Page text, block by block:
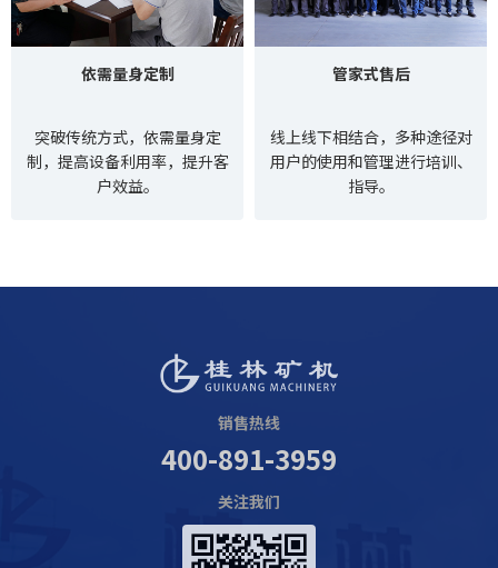
依需量身定制
突破传统方式，依需量身定
制，提高设备利用率，提升客
户效益。
管家式售后
线上线下相结合，多种途径对
用户的使用和管理进行培训、
指导。
销售热线
400-891-3959
关注我们